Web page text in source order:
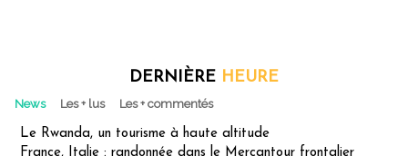
DERNIÈRE HEURE
News Les + lus Les + commentés
Le Rwanda, un tourisme à haute altitude
France, Italie : randonnée dans le Mercantour frontalier